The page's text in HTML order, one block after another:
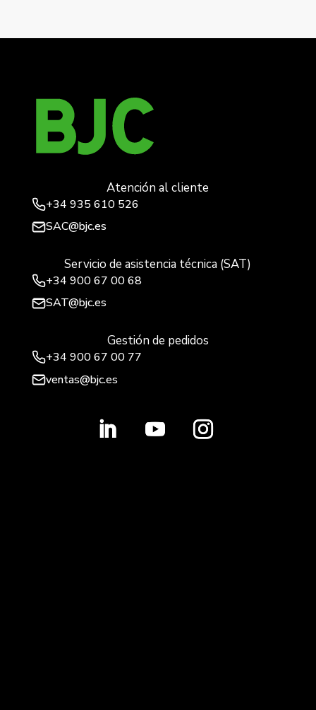
Atención al cliente
+34 935 610 526
SAC@bjc.es
Servicio de asistencia técnica (SAT)
+34 900 67 00 68
SAT@bjc.es
Gestión de pedidos
+34 900 67 00 77
ventas@bjc.es